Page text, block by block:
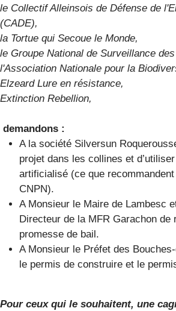
le Collectif Alleinsois de Défense de
(CADE),
la Tortue qui Secoue le Monde,
le Groupe National de Surveillance
l'Association Nationale pour la
Elzeard Lure en résistance,
Extinction Rebellion,
demandons :
A la société Silversun
projet dans les collines et
artificialisé (ce que recommandent
CNPN).
A Monsieur le Maire de Lambesc
Directeur de la MFR Garachon de
promesse de bail.
A Monsieur le Préfet des
le permis de construire et le
Pour ceux qui le souhaitent, une